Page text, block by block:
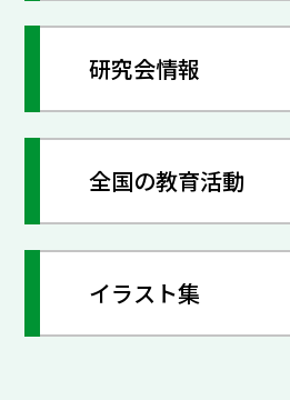
研究会情報
全国の教育活動
イラスト集